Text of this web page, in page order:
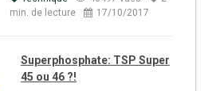
min. de lecture
17/10/2017
Superphosphate: TSP Super
45 ou 46 ?!